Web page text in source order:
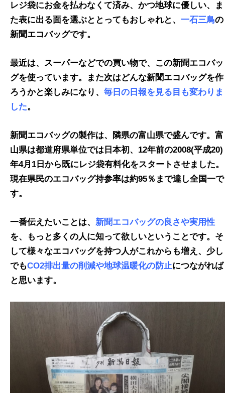
レジ袋にお金を払わなくて済み、かつ地球に優しい、ま
た表に出る面を選ぶととってもおしゃれと、 一石三鳥の
新聞エコバッグです。
最近は、スーパーなどでの買い物で、この新聞エコバッ
グを使っています。また次はどんな新聞エコバッグを作
ろうかと楽しみになり、 毎日の日報を見る目も変わりま
した。
新聞エコバッグの製作は、隣県の富山県で盛んです。富
山県は都道府県単位では日本初、12年前の2008(平成20)
年4月1日から既にレジ袋有料化をスタートさせました。
現在県民のエコバッグ持参率は約95％まで達し全国一で
す。
一番伝えたいことは、 新聞エコバッグの良さや実用性
を、もっと多くの人に知って欲しいということです。そ
して様々なエコバッグを持つ人がこれからも増え、少し
でもCO2排出量の削減や地球温暖化の防止につながれば
と思います。